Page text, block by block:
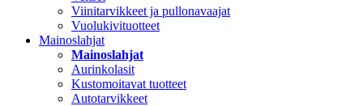
Viinitarvikkeet ja pullonavaajat
Vuolukivituotteet
Mainoslahjat
Mainoslahjat
Aurinkolasit
Kustomoitavat tuotteet
Autotarvikkeet